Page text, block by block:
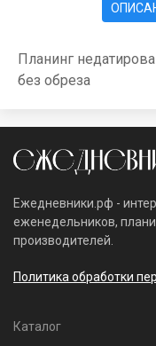
Планинг
без обреза
Ежедневники.рф -
еженедельников,
производителей.
Политика обработки
Каталог